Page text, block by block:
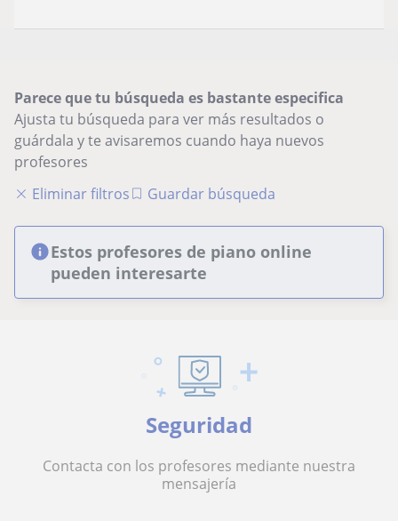
Parece que tu búsqueda es bastante especifica
Ajusta tu búsqueda para ver más resultados o
guárdala y te avisaremos cuando haya nuevos
profesores
Eliminar filtros
Guardar búsqueda
Estos profesores de piano online
pueden interesarte
Seguridad
Contacta con los profesores mediante nuestra
mensajería